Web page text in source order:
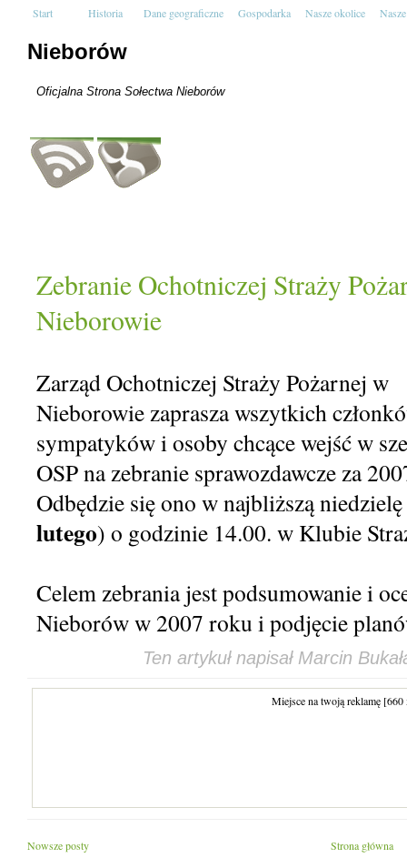
Start Historia Dane geograficzne Gospodarka Nasze okolice
Nieborów
Oficjalna Strona Sołectwa Nieborów
Zebranie Ochotniczej Straży
Nieborowie
Zarząd Ochotniczej Straży Pożarnej w
Nieborowie zaprasza wszytkich
sympatyków i osoby chcące wejść w
OSP na zebranie sprawozdawcze za
Odbędzie się ono w najbliższą
lutego) o godzinie 14.00. w Klubie
Celem zebrania jest podsumowanie i
Nieborów w 2007 roku i podjęcie
Ten artykuł napisał Marcin
Miejsce na twoją reklamę
Nowsze posty Strona główna